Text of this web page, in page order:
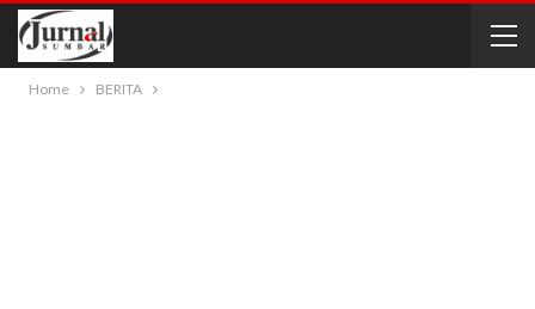
Home BERITA